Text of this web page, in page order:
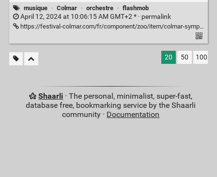
musique · Colmar · orchestre · flashmob
April 12, 2024 at 10:06:15 AM GMT+2 * · permalink
https://festival-colmar.com/fr/component/zoo/item/colmar-symphonic-mob-c?Itemid=109
20 50 100
Shaarli · The personal, minimalist, super-fast,
database free, bookmarking service by the Shaarli
community · Documentation